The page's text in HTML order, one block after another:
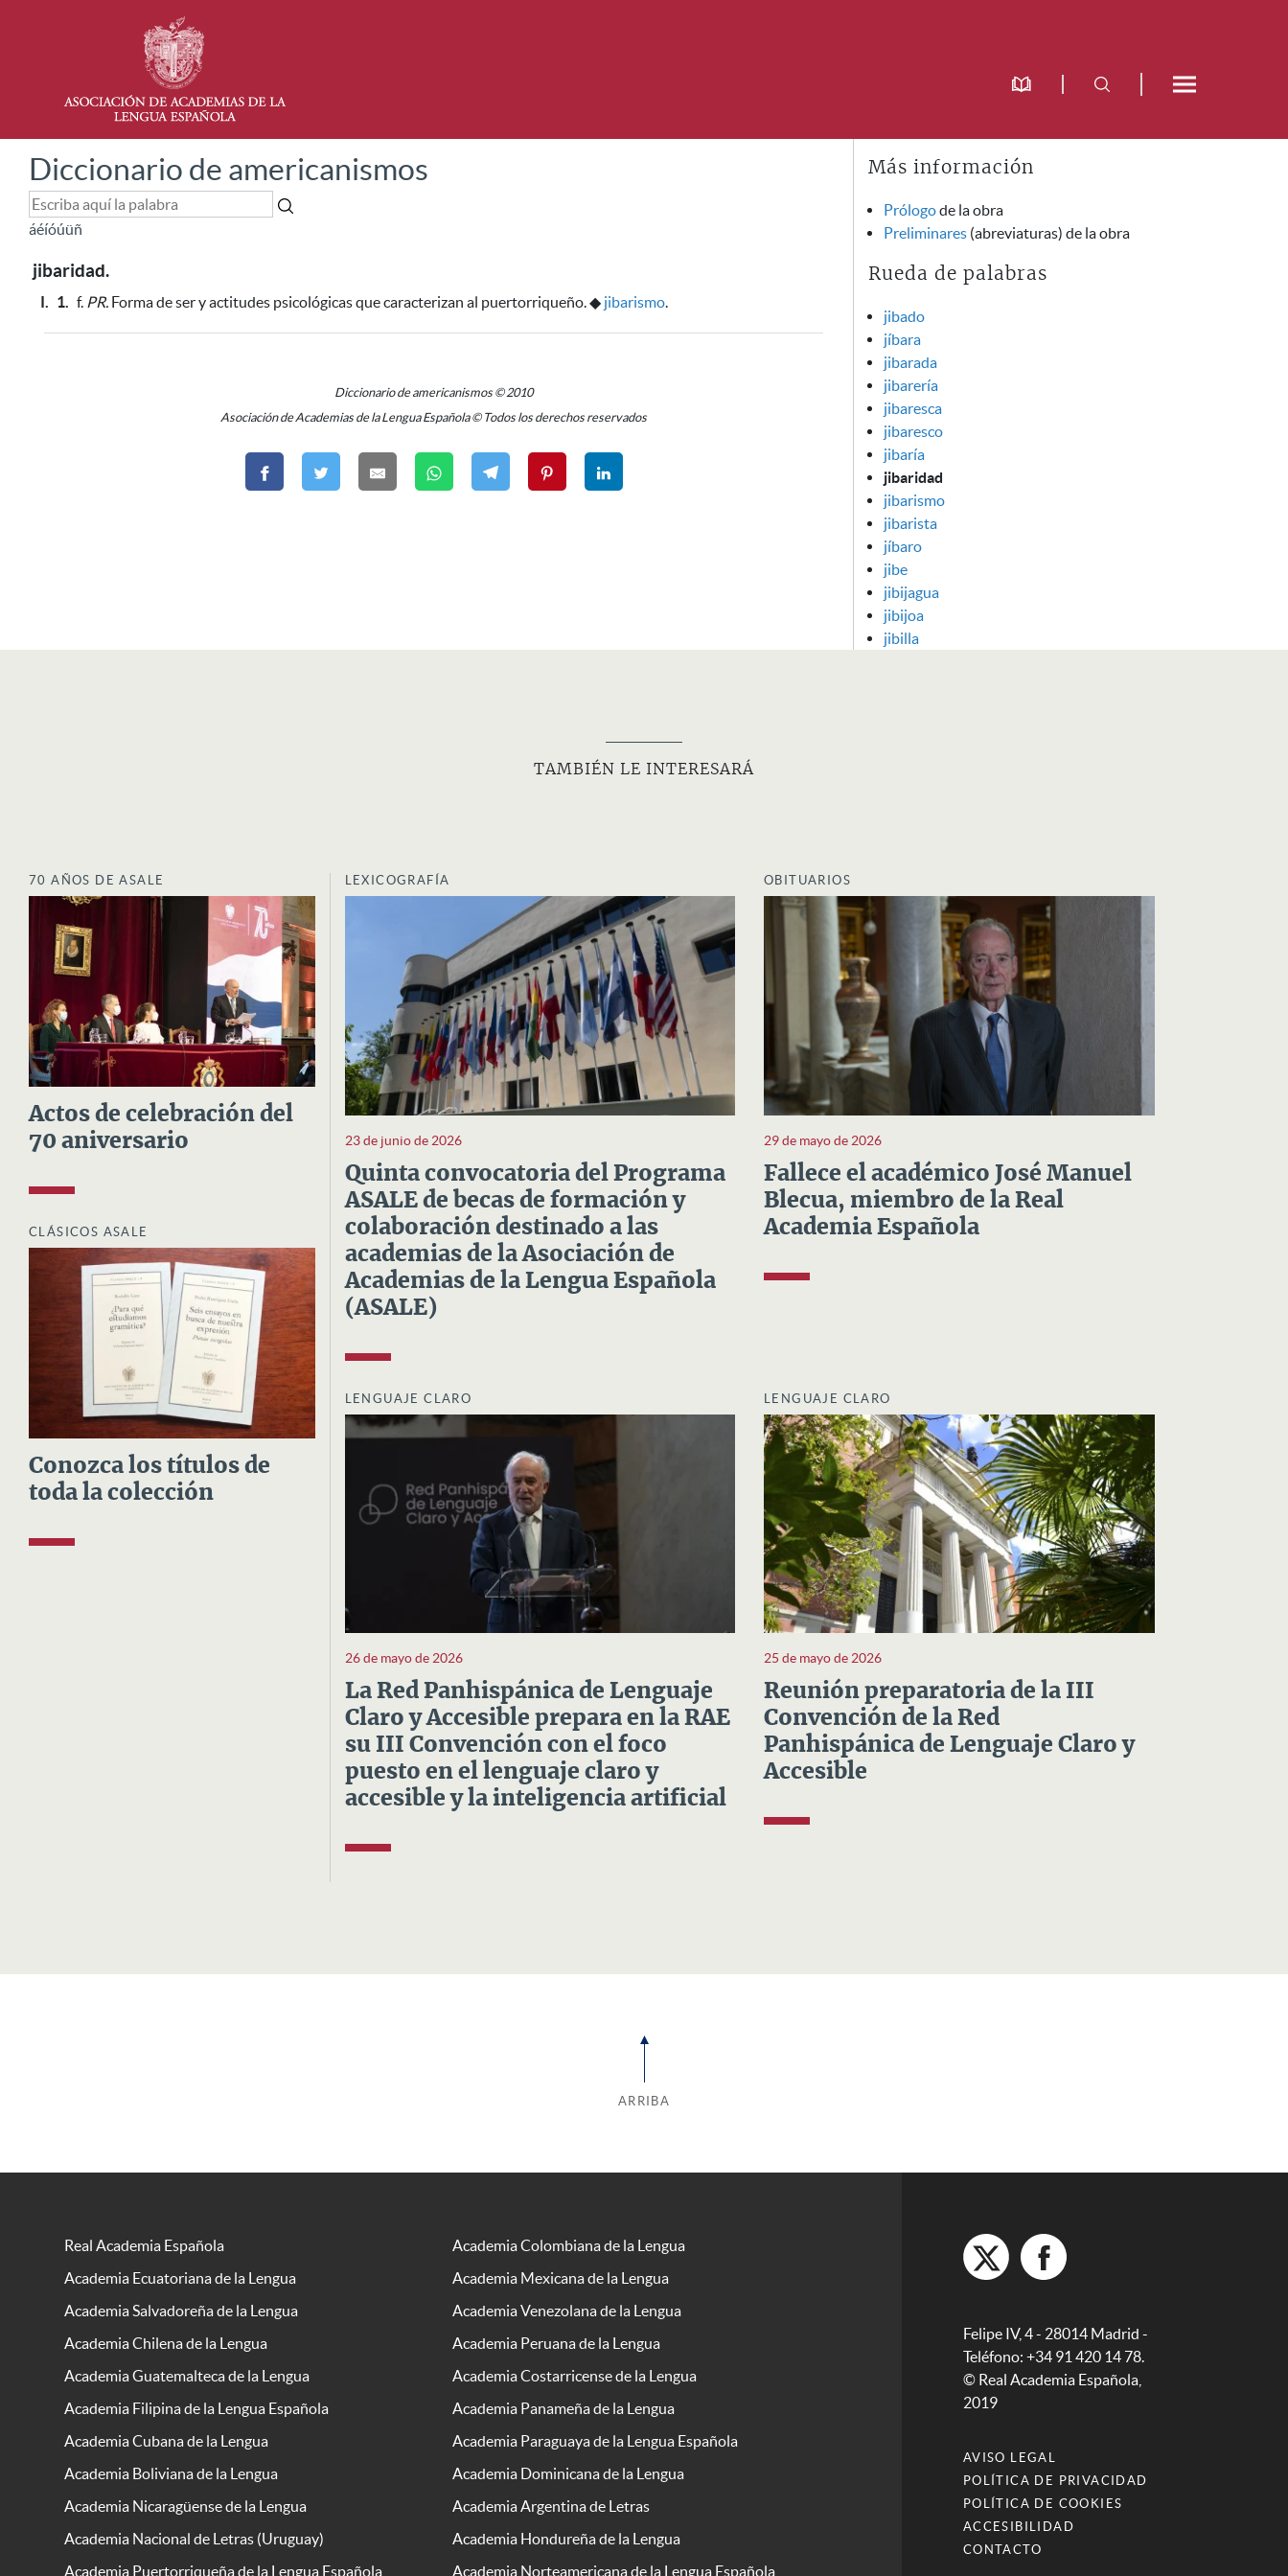
Diccionario de americanismos
áéíóúüñ
jibaridad.
I. 1. f. PR. Forma de ser y actitudes psicológicas que caracterizan al puertorriqueño.◆ jibarismo.
Diccionario de americanismos © 2010
Asociación de Academias de la Lengua Española © Todos los derechos reservados
Más información
Prólogode la obra
Preliminares (abreviaturas) de la obra
Rueda de palabras
jibado
jíbara
jibarada
jibarería
jibaresca
jibaresco
jibaría
jibaridad
jibarismo
jibarista
jíbaro
jibe
jibijagua
jibijoa
jibilla
TAMBIÉN LE INTERESARÁ
70 AÑOS DE ASALE
Actos de celebración del
70 aniversario
CLÁSICOS ASALE
Conozca los títulos de
toda la colección
LEXICOGRAFÍA
23 de junio de 2026
Quinta convocatoria del Programa
ASALE de becas de formación y
colaboración destinado a las
academias de la Asociación de
Academias de la Lengua Española
(ASALE)
OBITUARIOS
29 de mayo de 2026
Fallece el académico José Manuel
Blecua, miembro de la Real
Academia Española
LENGUAJE CLARO
26 de mayo de 2026
La Red Panhispánica de Lenguaje
Claro y Accesible prepara en la RAE
su III Convención con el foco
puesto en el lenguaje claro y
accesible y la inteligencia artificial
LENGUAJE CLARO
25 de mayo de 2026
Reunión preparatoria de la III
Convención de la Red
Panhispánica de Lenguaje Claro y
Accesible
ARRIBA
Real Academia Española
Academia Colombiana de la Lengua
Academia Ecuatoriana de la Lengua
Academia Mexicana de la Lengua
Academia Salvadoreña de la Lengua
Academia Venezolana de la Lengua
Academia Chilena de la Lengua
Academia Peruana de la Lengua
Academia Guatemalteca de la Lengua
Academia Costarricense de la Lengua
Academia Filipina de la Lengua Española
Academia Panameña de la Lengua
Academia Cubana de la Lengua
Academia Paraguaya de la Lengua Española
Academia Boliviana de la Lengua
Academia Dominicana de la Lengua
Academia Nicaragüense de la Lengua
Academia Argentina de Letras
Academia Nacional de Letras (Uruguay)
Academia Hondureña de la Lengua
Academia Puertorriqueña de la Lengua Española
Academia Norteamericana de la Lengua Española
Felipe IV, 4 - 28014 Madrid -
Teléfono: +34 91 420 14 78.
© Real Academia Española,
2019
AVISO LEGAL
POLÍTICA DE PRIVACIDAD
POLÍTICA DE COOKIES
ACCESIBILIDAD
CONTACTO